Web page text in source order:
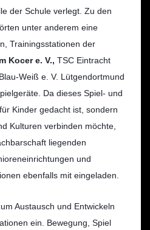
der Schule verlegt. Zu den
unter anderem eine
Trainingsstationen der
Kocer e. V., TSC Eintracht
Weiß e. V. Lütgendortmund
Da dieses Spiel- und
Kinder gedacht ist, sondern
Kulturen verbinden möchte,
liegenden
und
ebenfalls mit eingeladen.
Austausch und Entwickeln
ein. Bewegung, Spiel